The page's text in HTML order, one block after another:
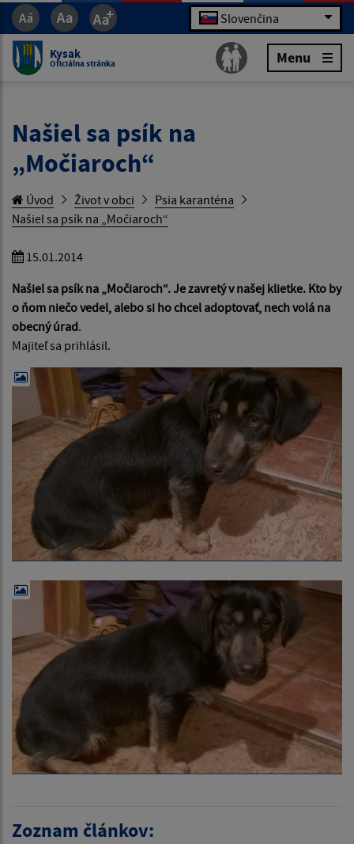
Slovenčina
Kysak
Oficiálna stránka Menu
Našiel sa psík na
„Močiaroch“
Úvod Život v obci
Psia karanténa
Našiel sa psík na „Močiaroch“
15.01.2014
Našiel sa psík na „Močiaroch“. Je zavretý v našej klietke. Kto by
o ňom niečo vedel, alebo si ho chcel adoptovať, nech volá na
obecný úrad.
Majiteľ sa prihlásil.
Zoznam článkov: